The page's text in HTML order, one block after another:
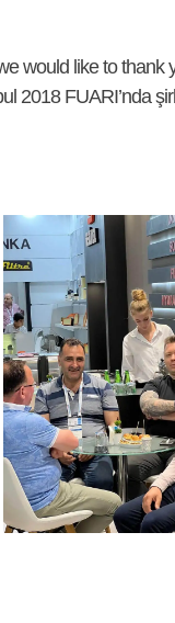
would like to thank
2018 FUARI’nda